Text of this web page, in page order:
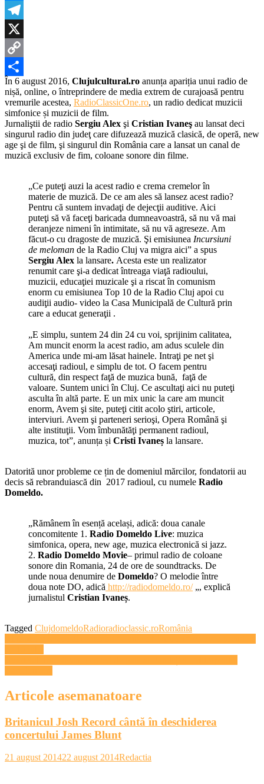
Messenger
Telegram
X
Copy
Link
Partajează
În 6 august 2016, Clujulcultural.ro anunța apariția unui radio de
nișă, online, o întreprindere de media extrem de curajoasă pentru
vremurile acestea, RadioClassicOne.ro, un radio dedicat muzicii
simfonice și muzicii de film.
Jurnaliştii de radio Sergiu Alex şi Cristian Ivaneş au lansat deci
singurul radio din judeţ care difuzează muzică clasică, de operă, new
age şi de film, şi singurul din România care a lansat un canal de
muzică exclusiv de fim, coloane sonore din filme.
„Ce puteţi auzi la acest radio e crema cremelor în
materie de muzică. De ce am ales să lansez acest radio?
Pentru că suntem invadaţi de dejecţii auditive. Aici
puteţi să vă faceţi baricada dumneavoastră, să nu vă mai
deranjeze nimeni în intimitate, să nu vă agreseze. Am
făcut-o cu dragoste de muzică. Şi emisiunea Incursiuni
de meloman de la Radio Cluj va migra aici” a spus
Sergiu Alex la lansare. Acesta este un realizator
renumit care şi-a dedicat întreaga viaţă radioului,
muzicii, educaţiei muzicale şi a riscat în comunism
enorm cu emisiunea Top 10 de la Radio Cluj apoi cu
audiţii audio- video la Casa Municipală de Cultură prin
care a educat generaţii .
„E simplu, suntem 24 din 24 cu voi, sprijinim calitatea,
Am muncit enorm la acest radio, am adus sculele din
America unde mi-am lăsat hainele. Intraţi pe net şi
accesaţi radioul, e simplu de tot. O facem pentru
cultură, din respect faţă de muzica bună, faţă de
valoare. Suntem unici în Cluj. Ce ascultaţi aici nu puteţi
asculta în altă parte. E un mix unic la care am muncit
enorm, Avem şi site, puteţi citit acolo ştiri, articole,
interviuri. Avem şi parteneri serioşi, Opera Română şi
alte instituţii. Vom îmbunătăţi permanent radioul,
muzica, tot”, anunța și Cristi Ivaneș la lansare.
Datorită unor probleme ce țin de domeniul mărcilor, fondatorii au
decis să rebranduiască din 2017 radioul, cu numele Radio
Domeldo.
„Rămânem în esență același, adică: doua canale
concomitente 1. Radio Domeldo Live: muzica
simfonica, opera, new age, muzica electronică si jazz.
2. Radio Domeldo Movie– primul radio de coloane
sonore din Romania, 24 de ore de soundtracks. De
unde noua denumire de Domeldo? O melodie între
doua note DO, adică http://radiodomeldo.ro/„, explică
jurnalistul Cristian Ivaneș.
Tagged ClujdomeldoRadioradioclassic.roRomânia
Navigare
în
articole
Articole asemanatoare
Britanicul Josh Record cântă în deschiderea
concertului James Blunt
21 august 201422 august 2014Redactia